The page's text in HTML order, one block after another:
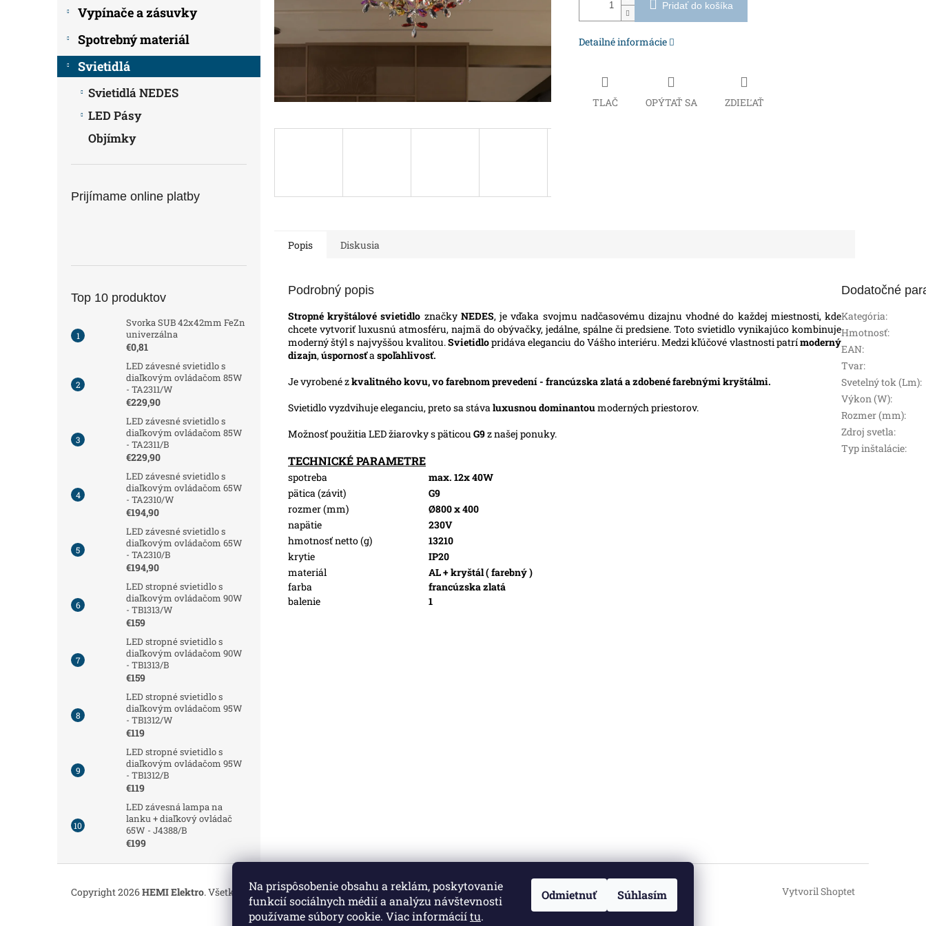
Na prispôsobenie obsahu a reklám, poskytovanie
funkcií sociálnych médií a analýzu návštevnosti
používame súbory cookie. Viac informáciítu.
Odmietnuť Súhlasím
Vypínače a zásuvky
Spotrebný materiál
Svietidlá
Svietidlá NEDES
LED Pásy
Objímky
Prijímame online platby
Top 10 produktov
Svorka SUB 42x42mm FeZn
univerzálna
€0,81
LED závesné svietidlo s
diaľkovým ovládačom 85W
- TA2311/W
€229,90
LED závesné svietidlo s
diaľkovým ovládačom 85W
- TA2311/B
€229,90
LED závesné svietidlo s
diaľkovým ovládačom 65W
- TA2310/W
€194,90
LED závesné svietidlo s
diaľkovým ovládačom 65W
- TA2310/B
€194,90
LED stropné svietidlo s
diaľkovým ovládačom 90W
- TB1313/W
€159
LED stropné svietidlo s
diaľkovým ovládačom 90W
- TB1313/B
€159
LED stropné svietidlo s
diaľkovým ovládačom 95W
- TB1312/W
€119
LED stropné svietidlo s
diaľkovým ovládačom 95W
- TB1312/B
€119
LED závesná lampa na
lanku + diaľkový ovládač
65W - J4388/B
€199
Pridať do košíka
Detailné informácie
TLAČ OPÝTAŤ SA ZDIEĽAŤ
Popis Diskusia
Podrobný popis
Stropné kryštálové svietidlo značky NEDES, je vďaka svojmu nadčasovému dizajnu vhodné do každej miestnosti, kde
chcete vytvoriť luxusnú atmosféru, najmä do obývačky, jedálne, spálne či predsiene. Toto svietidlo vynikajúco kombinuje
moderný štýl s najvyššou kvalitou.Svietidlopridáva eleganciu do Vášho interiéru. Medzi kľúčové vlastnosti patrímoderný
dizajn, úspornosťa spoľahlivosť.
Je vyrobené zkvalitného kovu, vo farebnom prevedení - francúzska zlatá a zdobené farebnými kryštálmi.
Svietidlo vyzdvihuje eleganciu, preto sa stáva luxusnou dominantoumoderných priestorov.
Možnosť použitia LED žiarovky s päticou G9z našej ponuky.
TECHNICKÉ PARAMETRE
spotreba
max. 12x 40W
pätica (závit)
G9
rozmer (mm)
Ø800 x 400
napätie
230V
hmotnosť netto (g)
13210
krytie
IP20
materiál
AL + kryštál ( farebný )
farba
francúzska zlatá
balenie
1
Dodatočné
Kategória:
Hmotnosť:
EAN:
Tvar:
Svetelný tok (Lm):
Výkon (W):
Rozmer (mm):
Zdroj svetla:
Typ inštalácie:
Vytvoril Shoptet
Copyright 2026HEMI Elektro. Všetky práva vyhradené.Upraviť nastavenie cookies